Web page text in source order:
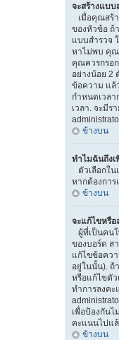
จะสร้างแบบ
เมื่อคุณสร้
ของหัวข้อ ถ้
แบบสำรวจ
หาไม่พบ คุณ
คุณควรกรอ
อย่างน้อย 2
ข้อความ แล้
กำหนดเวล
เวลา. จะมีร
ข้างบน
ทำไมฉันถึง
ตัวเลือกใ
หากต้องกา
ข้างบน
จะแก้ไขหรือ
ผู้ที่เป็นคน
ของบอร์ด ส
แก้ไขข้อคว
อยู่ในนั้น). ถ้
หรือแก้ไขตั
ทำการลงคะ
เพื่อป้องกันไ
คะแนนไปแ
ข้างบน